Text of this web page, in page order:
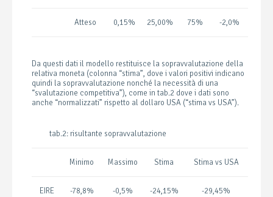
Atteso 0,15% 25,00% 75% -2,0%
Da questi dati il modello restituisce la sopravvalutazione della
relativa moneta (colonna “stima”, dove i valori positivi indicano
quindi la sopravvalutazione nonché la necessità di una
“svalutazione competitiva”), come in tab.2 dove i dati sono
anche “normalizzati” rispetto al dollaro USA (“stima vs USA”).
tab.2: risultante sopravvalutazione
Minimo Massimo Stima Stima vs USA
EIRE -78,8% -0,5% -24,15% -29,45%